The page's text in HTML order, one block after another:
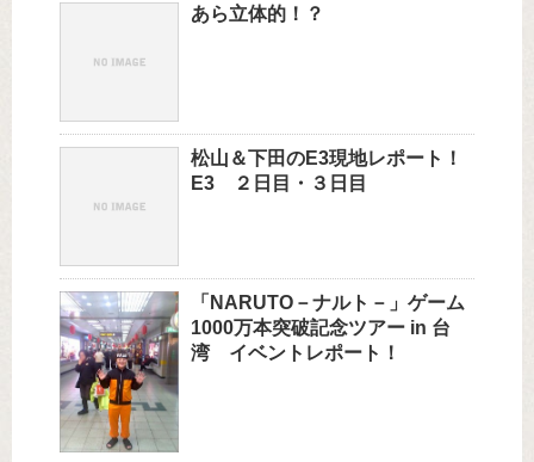
あら立体的！？
松山＆下田のE3現地レポート！
E3 ２日目・３日目
「NARUTO－ナルト－」ゲーム
1000万本突破記念ツアー in 台
湾 イベントレポート！